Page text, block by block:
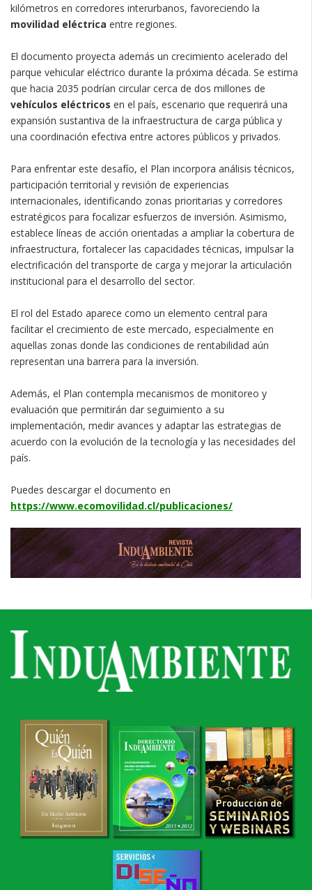
kilómetros en corredores interurbanos, favoreciendo la
movilidad eléctrica entre regiones.
El documento proyecta además un crecimiento acelerado del
parque vehicular eléctrico durante la próxima década. Se estima
que hacia 2035 podrían circular cerca de dos millones de
vehículos eléctricos en el país, escenario que requerirá una
expansión sustantiva de la infraestructura de carga pública y
una coordinación efectiva entre actores públicos y privados.
Para enfrentar este desafío, el Plan incorpora análisis técnicos,
participación territorial y revisión de experiencias
internacionales, identificando zonas prioritarias y corredores
estratégicos para focalizar esfuerzos de inversión. Asimismo,
establece líneas de acción orientadas a ampliar la cobertura de
infraestructura, fortalecer las capacidades técnicas, impulsar la
electrificación del transporte de carga y mejorar la articulación
institucional para el desarrollo del sector.
El rol del Estado aparece como un elemento central para
facilitar el crecimiento de este mercado, especialmente en
aquellas zonas donde las condiciones de rentabilidad aún
representan una barrera para la inversión.
Además, el Plan contempla mecanismos de monitoreo y
evaluación que permitirán dar seguimiento a su
implementación, medir avances y adaptar las estrategias de
acuerdo con la evolución de la tecnología y las necesidades del
país.
Puedes descargar el documento en
https://www.ecomovilidad.cl/publicaciones/